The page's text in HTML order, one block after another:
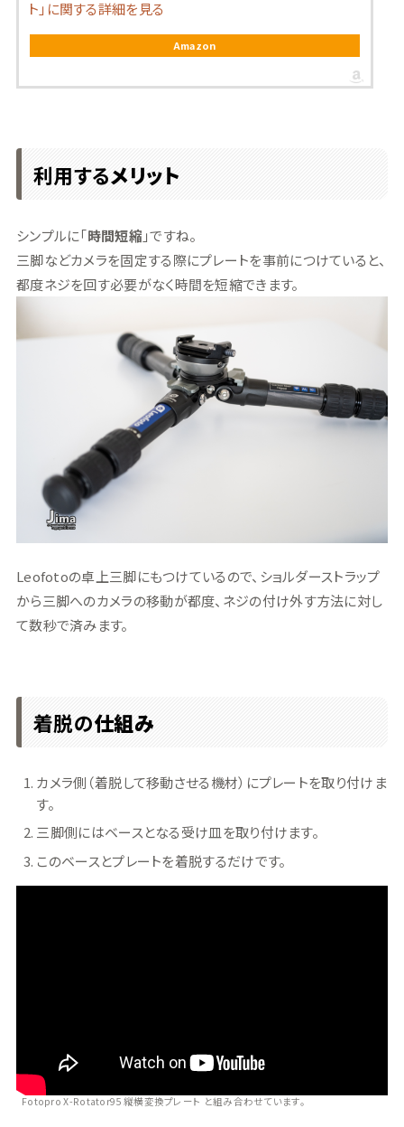
ト」に関する詳細を見る
Amazon
利用するメリット
シンプルに「時間短縮 」ですね。
三脚などカメラを固定する際にプレートを事前につけていると、
都度ネジを回す必要がなく時間を短縮できます。
Leofotoの卓上三脚にもつけているので、ショルダーストラップ
から三脚へのカメラの移動が都度、ネジの付け外す方法に対し
て数秒で済みます。
着脱の仕組み
カメラ側（着脱して移動させる機材）にプレートを取り付けま
す。
三脚側にはベースとなる受け皿を取り付けます。
このベースとプレートを着脱するだけです。
Fotopro X-Rotator95 縦横変換プレート と組み合わせています。